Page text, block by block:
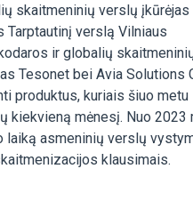
skaitmeninių verslų įkūrėjas
Tarptautinį verslą Vilniaus
ir globalių
Tesonet bei Avia Solutions
produktus, kuriais šiuo metu
kiekvieną mėnesį. Nuo 2023
laiką asmeninių verslų
klausimais.